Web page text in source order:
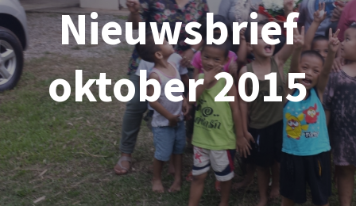
Nieuwsbrief
oktober 2015